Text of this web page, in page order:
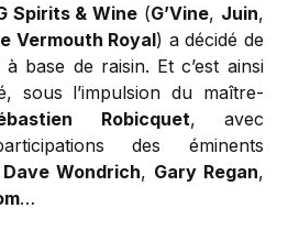
Spirits & Wine (G’Vine, Juin,
Vermouth Royal) a décidé de
base de raisin. Et c’est ainsi
sous l’impulsion du maître-
Robicquet, avec
des éminents
Dave Wondrich, Gary Regan,
…